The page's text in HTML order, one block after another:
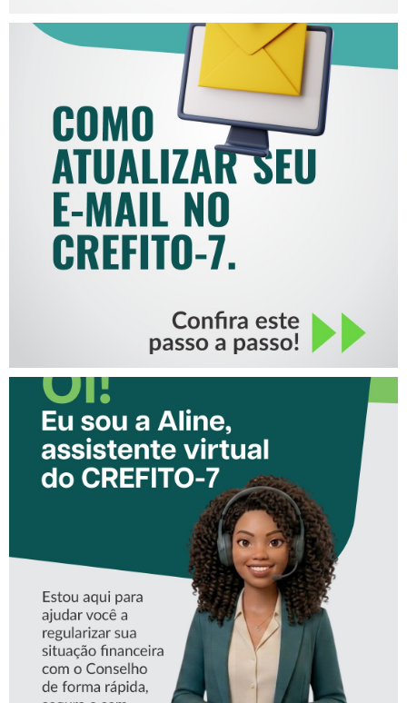
COMO ATUALIZAR SEU E-
MAIL NO CREFITO-7
CONHEÇA A ‘ALINE’,
ASSISTENTE VIRTUAL DO
CREFITO-7